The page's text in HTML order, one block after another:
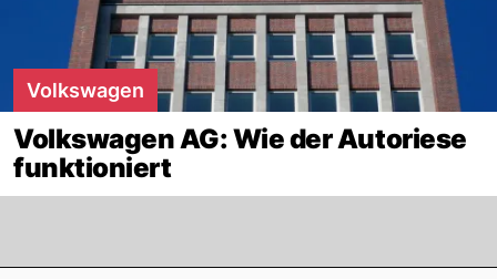
Volkswagen
Volkswagen AG: Wie der Autoriese
funktioniert